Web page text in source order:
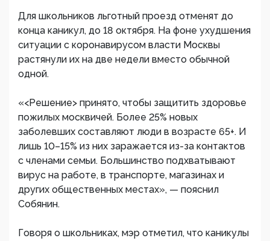
Для школьников льготный проезд отменят до
конца каникул, до 18 октября. На фоне ухудшения
ситуации с коронавирусом власти Москвы
растянули их на две недели вместо обычной
одной.
«<Решение> принято, чтобы защитить здоровье
пожилых москвичей. Более 25% новых
заболевших составляют люди в возрасте 65+. И
лишь 10–15% из них заражается из-за контактов
с членами семьи. Большинство подхватывают
вирус на работе, в транспорте, магазинах и
других общественных местах», — пояснил
Собянин.
Говоря о школьниках, мэр отметил, что каникулы